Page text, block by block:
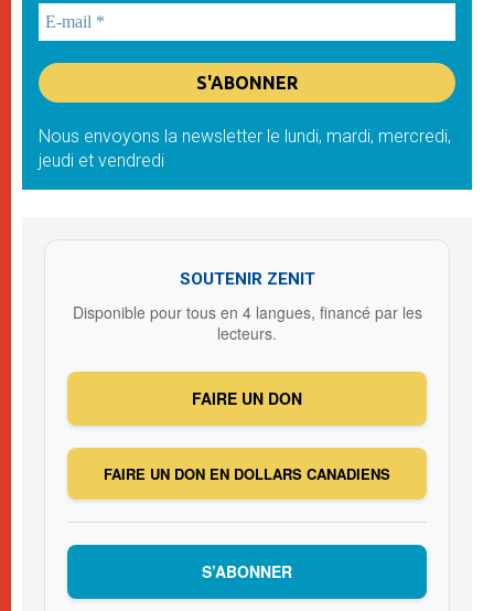
Nous envoyons la newsletter le lundi, mardi, mercredi,
jeudi et vendredi
SOUTENIR ZENIT
Disponible pour tous en 4 langues, financé par les
lecteurs.
FAIRE UN DON
FAIRE UN DON EN DOLLARS CANADIENS
S’ABONNER